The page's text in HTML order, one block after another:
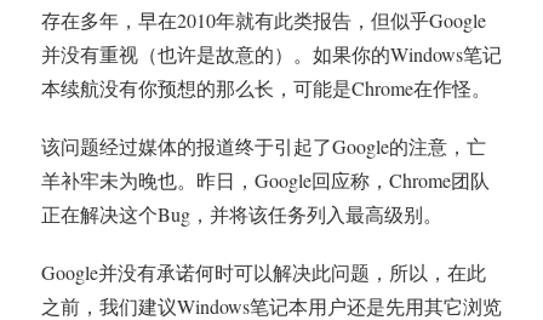
存在多年，早在2010年就有此类报告，但似乎Google
并没有重视（也许是故意的）。如果你的Windows笔记
本续航没有你预想的那么长，可能是Chrome在作怪。
该问题经过媒体的报道终于引起了Google的注意，亡
羊补牢未为晚也。昨日，Google回应称，Chrome团队
正在解决这个Bug，并将该任务列入最高级别。
Google并没有承诺何时可以解决此问题，所以，在此
之前，我们建议Windows笔记本用户还是先用其它浏览